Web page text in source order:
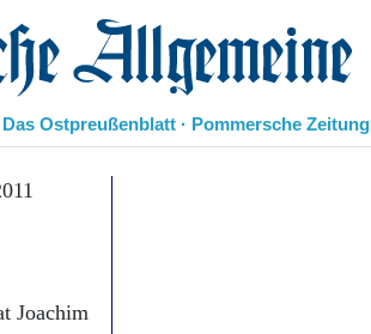
Ostpreußenblatt · Pommersche Zeitung
Leben
Joachim